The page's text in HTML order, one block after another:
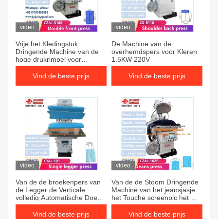
video
Vrije het Kledingstuk
Dringende Machine van de
hoge drukrimpel voor
Katoenen Overhemd Front
Vind de beste prijs
video
De Machine van de
overhemdspers voor Kleren
1.5KW 220V
Vind de beste prijs
video
Van de de broekenpers van
de Legger de Verticale
volledig Automatische Doek
Machine 80W
Vind de beste prijs
video
Van de de Stoom Dringende
Machine van het jeansjasje
het Touche screenplc het
Strijken Materiaal
Vind de beste prijs